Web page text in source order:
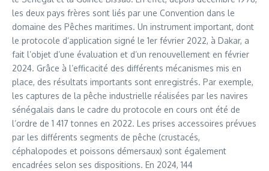
les deux pays frères sont liés par une Convention dans le
domaine des Pêches maritimes. Un instrument important, dont
le protocole d’application signé le 1er février 2022, à Dakar, a
fait l’objet d’une évaluation et d’un renouvellement en février
2024. Grâce à l’efficacité des différents mécanismes mis en
place, des résultats importants sont enregistrés. Par exemple,
les captures de la pêche industrielle réalisées par les navires
sénégalais dans le cadre du protocole en cours ont été de
l’ordre de 1 417 tonnes en 2022. Les prises accessoires prévues
par les différents segments de pêche (crustacés,
céphalopodes et poissons démersaux) sont également
encadrées selon ses dispositions. En 2024, 144